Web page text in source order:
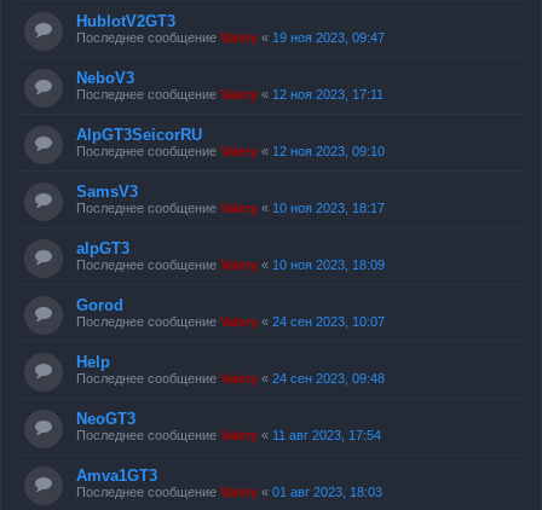
HublotV2GT3
Последнее сообщение Valery « 19 ноя 2023, 09:47
NeboV3
Последнее сообщение Valery « 12 ноя 2023, 17:11
AlpGT3SeicorRU
Последнее сообщение Valery « 12 ноя 2023, 09:10
SamsV3
Последнее сообщение Valery « 10 ноя 2023, 18:17
alpGT3
Последнее сообщение Valery « 10 ноя 2023, 18:09
Gorod
Последнее сообщение Valery « 24 сен 2023, 10:07
Help
Последнее сообщение Valery « 24 сен 2023, 09:48
NeoGT3
Последнее сообщение Valery « 11 авг 2023, 17:54
Amva1GT3
Последнее сообщение Valery « 01 авг 2023, 18:03